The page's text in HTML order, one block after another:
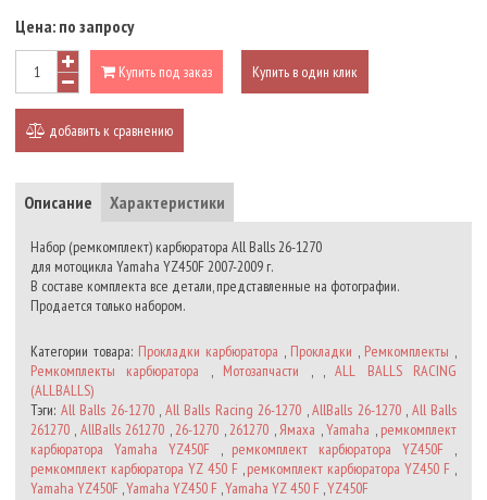
Цена: по запросу
Купить под заказ Купить в один клик
добавить к сравнению
Описание Характеристики
Набор (ремкомплект) карбюратора All Balls 26-1270
для мотоцикла Yamaha YZ450F 2007-2009 г.
В составе комплекта все детали, представленные на фотографии.
Продается только набором.
Категории товара: Прокладки карбюратора , Прокладки , Ремкомплекты ,
Ремкомплекты карбюратора , Мотозапчасти , ,ALL BALLS RACING
(ALLBALLS)
Тэги: All Balls 26-1270, All Balls Racing 26-1270 ,AllBalls 26-1270, All Balls
261270 , AllBalls 261270 ,26-1270 ,261270 ,Ямаха ,Yamaha , ремкомплект
карбюратора Yamaha YZ450F, ремкомплект карбюратора YZ450F ,
ремкомплект карбюратора YZ 450 F,ремкомплект карбюратора YZ450 F ,
Yamaha YZ450F ,Yamaha YZ450 F ,Yamaha YZ 450 F ,YZ450F